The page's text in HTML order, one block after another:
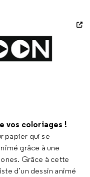
vos coloriages !
papier qui se
grâce à une
Grâce à cette
d’un dessin animé